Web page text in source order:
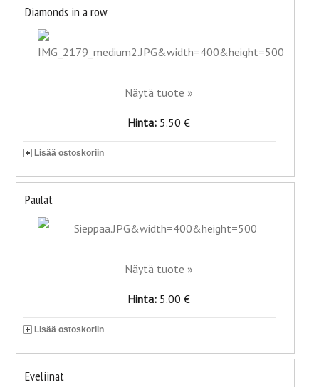
Diamonds in a row
Näytä tuote »
Hinta: 5.50 €
Lisää ostoskoriin
Paulat
Näytä tuote »
Hinta: 5.00 €
Lisää ostoskoriin
Eveliinat